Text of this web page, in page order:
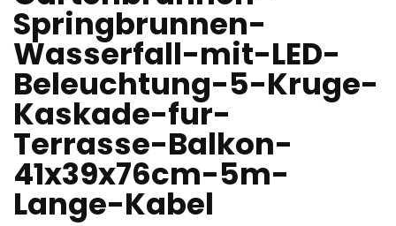
Springbrunnen-
Wasserfall-mit-LED-
Beleuchtung-5-Kruge-
Kaskade-fur-
Terrasse-Balkon-
41x39x76cm-5m-
Lange-Kabel